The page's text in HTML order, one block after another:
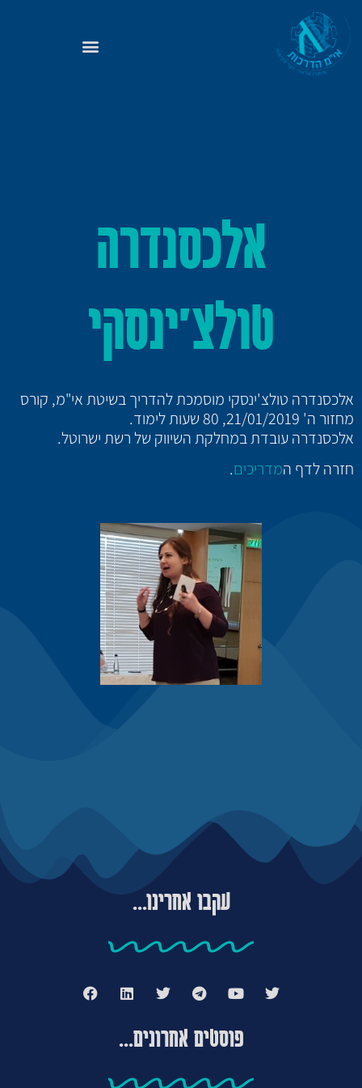
אלכסנדרה
טולצ'ינסקי
אלכסנדרה טולצ'ינסקי מוסמכת להדריך בשיטת אי"מ, קורס
מחזור ה' 21/01/2019, 80 שעות לימוד.
אלכסנדרה עובדת במחלקת השיווק של רשת ישרוטל.
חזרה לדף המדריכים.
עקבו אחרינו...
פוסטים אחרונים...